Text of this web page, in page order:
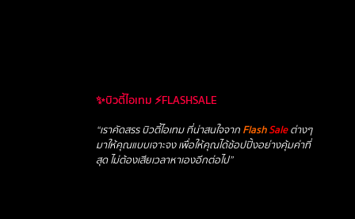
✨บิวตี้ไอเทม ⚡FLASHSALE
“เราคัดสรร บิวตี้ไอเทม ที่น่าสนใจจาก FlashSaleต่างๆ
มาให้คุณแบบเจาะจง เพื่อให้คุณได้ช้อปปิ้งอย่างคุ้มค่าที่
สุด ไม่ต้องเสียเวลาหาเองอีกต่อไป”